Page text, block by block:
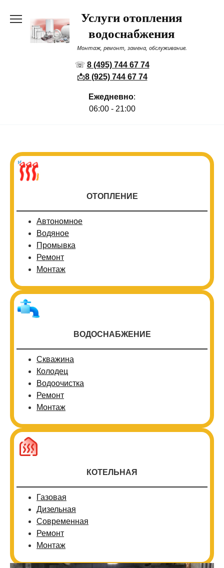
содержанию
Услуги отопления
водоснабжения
Монтаж, ремонт, замена, обслуживание.
☏ 8 (495) 744 67 74
📩8 (925) 744 67 74
Ежедневно:
06:00 - 21:00
ОТОПЛЕНИЕ
Автономное
Водяное
Промывка
Ремонт
Монтаж
ВОДОСНАБЖЕНИЕ
Скважина
Колодец
Водоочистка
Ремонт
Монтаж
КОТЕЛЬНАЯ
Газовая
Дизельная
Современная
Ремонт
Монтаж